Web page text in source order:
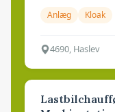
Anlæg Kloak
4690, Haslev